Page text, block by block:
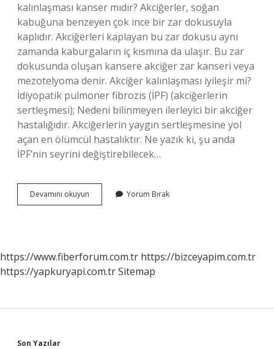
kalınlaşması kanser mıdır? Akciğerler, soğan
kabuğuna benzeyen çok ince bir zar dokusuyla
kaplıdır. Akciğerleri kaplayan bu zar dokusu aynı
zamanda kaburgaların iç kısmına da ulaşır. Bu zar
dokusunda oluşan kansere akciğer zar kanseri veya
mezotelyoma denir. Akciğer kalınlaşması iyileşir mi?
İdiyopatik pulmoner fibrozis (İPF) (akciğerlerin
sertleşmesi); Nedeni bilinmeyen ilerleyici bir akciğer
hastalığıdır. Akciğerlerin yaygın sertleşmesine yol
açan en ölümcül hastalıktır. Ne yazık ki, şu anda
İPF’nin seyrini değiştirebilecek…
Devamını okuyun
Zarının
Yorum Bırak
https://www.fiberforum.com.tr https://bizceyapim.com.tr
https://yapkuryapi.com.trSitemap
Son Yazılar